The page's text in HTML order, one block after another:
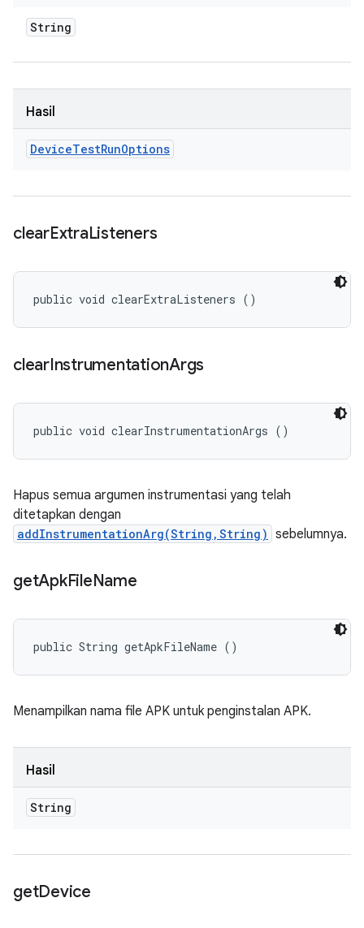
String
Hasil
DeviceTestRunOptions
clearExtraListeners
public void clearExtraListeners ()
clearInstrumentationArgs
public void clearInstrumentationArgs ()
Hapus semua argumen instrumentasi yang telah
ditetapkan dengan
addInstrumentationArg(String,String) sebelumnya.
getApkFileName
public String getApkFileName ()
Menampilkan nama file APK untuk penginstalan APK.
Hasil
String
getDevice